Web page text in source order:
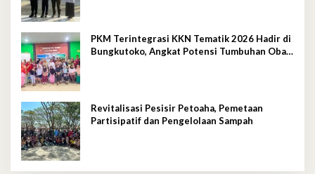
PKM Terintegrasi KKN Tematik 2026 Hadir di
Bungkutoko, Angkat Potensi Tumbuhan Obat
Revitalisasi Pesisir Petoaha, Pemetaan
Partisipatif dan Pengelolaan Sampah